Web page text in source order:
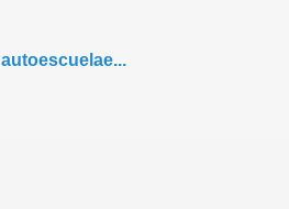
autoescuelae...